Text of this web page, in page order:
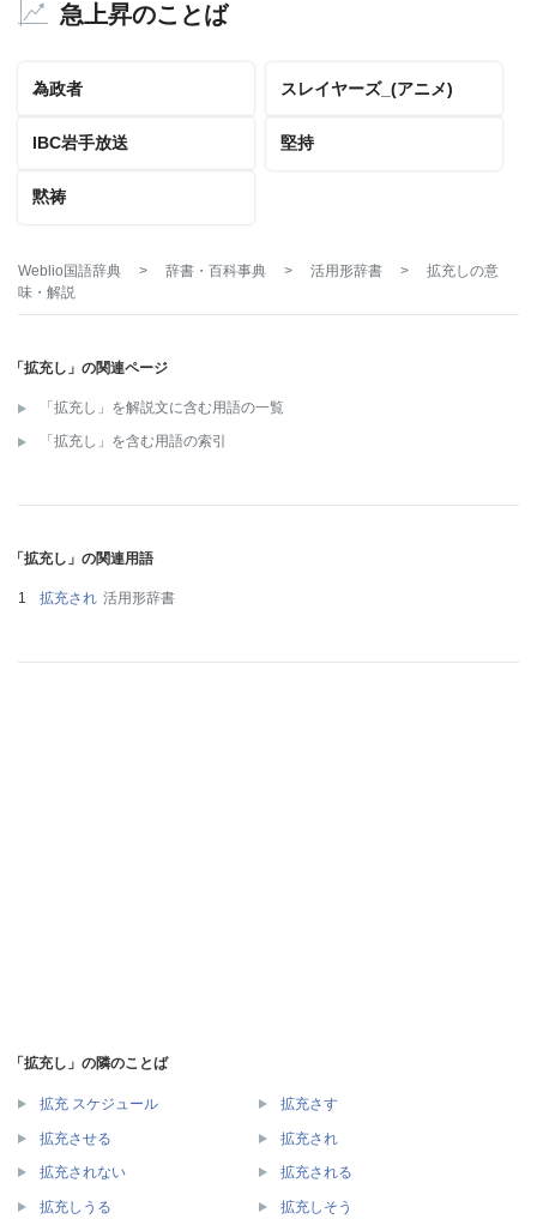
急上昇のことば
為政者 スレイヤーズ_(アニメ)
IBC岩手放送 堅持
黙祷
Weblio国語辞典 > 辞書・百科事典 > 活用形辞書 > 拡充しの意
味・解説
「拡充し」の関連ページ
「拡充し」を解説文に含む用語の一覧
「拡充し」を含む用語の索引
「拡充し」の関連用語
拡充され 活用形辞書
「拡充し」の隣のことば
拡充 スケジュール 拡充さす
拡充させる 拡充され
拡充されない 拡充される
拡充しうる 拡充しそう